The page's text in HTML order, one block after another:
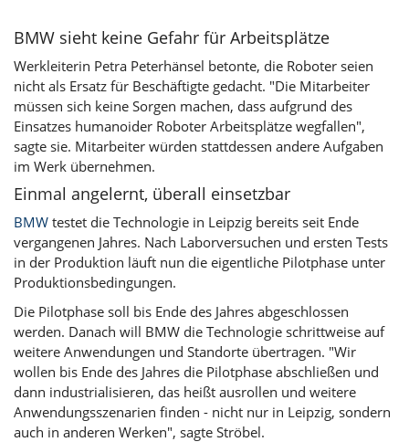
BMW sieht keine Gefahr für Arbeitsplätze
Werkleiterin Petra Peterhänsel betonte, die Roboter seien
nicht als Ersatz für Beschäftigte gedacht. "Die Mitarbeiter
müssen sich keine Sorgen machen, dass aufgrund des
Einsatzes humanoider Roboter Arbeitsplätze wegfallen",
sagte sie. Mitarbeiter würden stattdessen andere Aufgaben
im Werk übernehmen.
Einmal angelernt, überall einsetzbar
BMW testet die Technologie in Leipzig bereits seit Ende
vergangenen Jahres. Nach Laborversuchen und ersten Tests
in der Produktion läuft nun die eigentliche Pilotphase unter
Produktionsbedingungen.
Die Pilotphase soll bis Ende des Jahres abgeschlossen
werden. Danach will BMW die Technologie schrittweise auf
weitere Anwendungen und Standorte übertragen. "Wir
wollen bis Ende des Jahres die Pilotphase abschließen und
dann industrialisieren, das heißt ausrollen und weitere
Anwendungsszenarien finden - nicht nur in Leipzig, sondern
auch in anderen Werken", sagte Ströbel.